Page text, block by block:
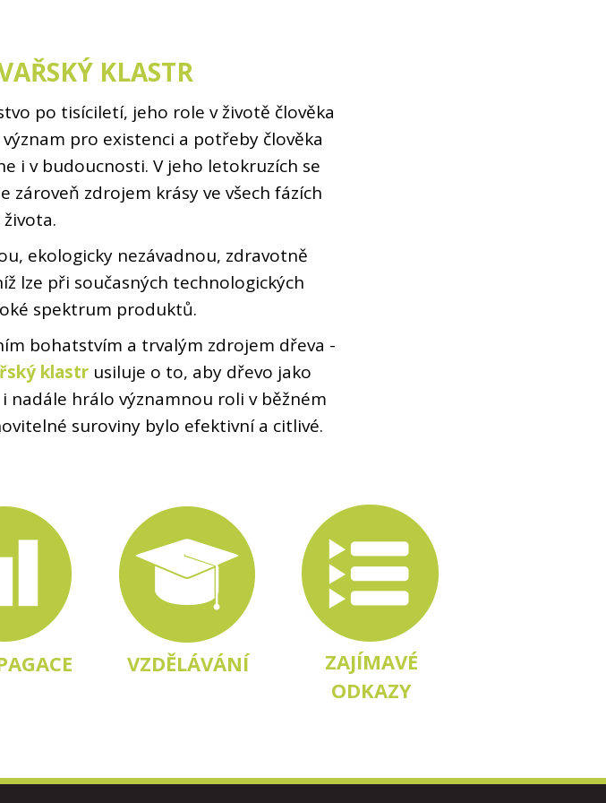
KLASTR
po tisíciletí, jeho role v životě člověka
pro existenci a potřeby člověka
i v budoucnosti. V jeho letokruzích se
zároveň zdrojem krásy ve všech fázích
ekologicky nezávadnou, zdravotně
lze při současných technologických
spektrum produktů.
bohatstvím a trvalým zdrojem dřeva -
klastrusiluje o to, aby dřevo jako
hrálo významnou roli v běžném
suroviny bylo efektivní a citlivé.
VZDĚLÁVÁNÍ
ZAJÍMAVÉ
ODKAZY